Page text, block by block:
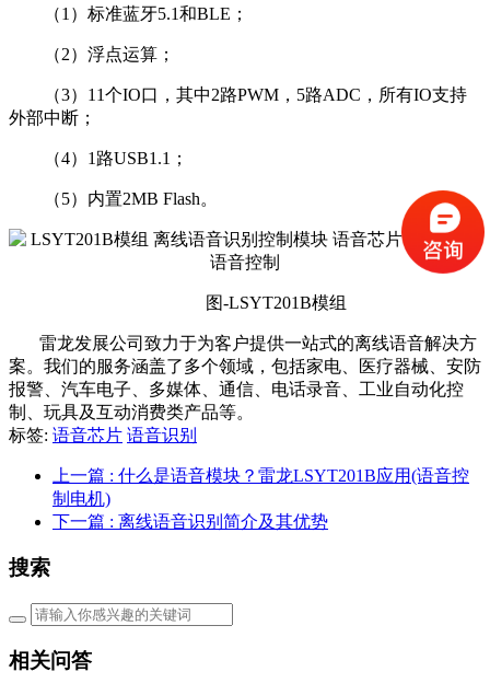
（1）标准蓝牙5.1和BLE；
（2）浮点运算；
（3）11个IO口，其中2路PWM，5路ADC，所有IO支持
外部中断；
（4）1路USB1.1；
（5）内置2MB Flash。
图-LSYT201B模组
雷龙发展公司致力于为客户提供一站式的离线语音解决方
案。我们的服务涵盖了多个领域，包括家电、医疗器械、安防
报警、汽车电子、多媒体、通信、电话录音、工业自动化控
制、玩具及互动消费类产品等。
标签: 语音芯片 语音识别
上一篇 : 什么是语音模块？雷龙LSYT201B应用(语音控
制电机)
下一篇 : 离线语音识别简介及其优势
搜索
相关问答